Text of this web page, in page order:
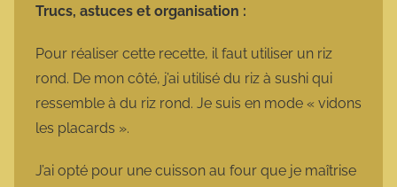
Trucs, astuces et organisation :
Pour réaliser cette recette, il faut utiliser un riz
rond. De mon côté, j’ai utilisé du riz à sushi qui
ressemble à du riz rond. Je suis en mode « vidons
les placards ».
J’ai opté pour une cuisson au four que je maîtrise